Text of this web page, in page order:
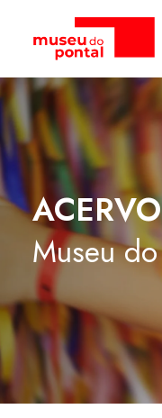
ACERVO
Museu do